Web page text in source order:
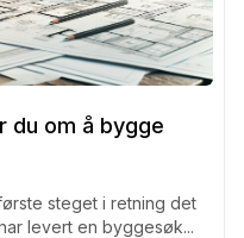
du om å bygge
steget i retning det
levert en byggesøk...